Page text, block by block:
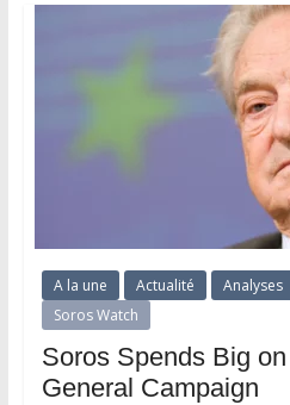
A la une Actualité Analyses
Soros Watch
Soros Spends Big
General Campaign